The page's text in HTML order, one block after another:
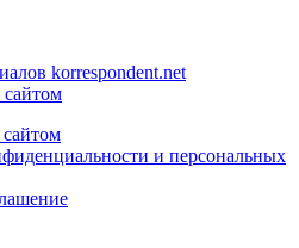
korrespondent.net
сайтом
и персональных